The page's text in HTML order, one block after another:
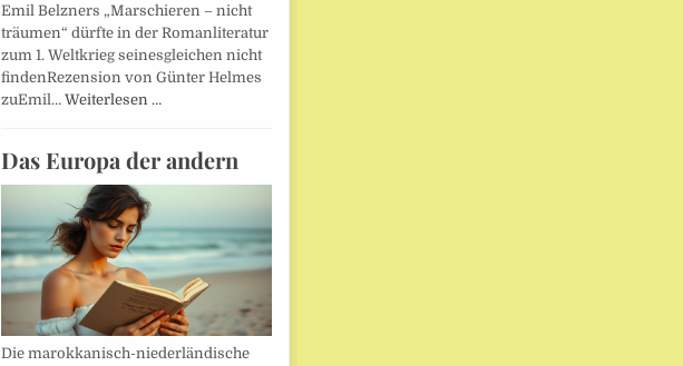
Emil Belzners „Marschieren – nicht
träumen“ dürfte in der Romanliteratur
zum 1. Weltkrieg seinesgleichen nicht
findenRezension von Günter Helmes
zuEmil… Weiterlesen …
Das Europa der andern
Die marokkanisch-niederländische